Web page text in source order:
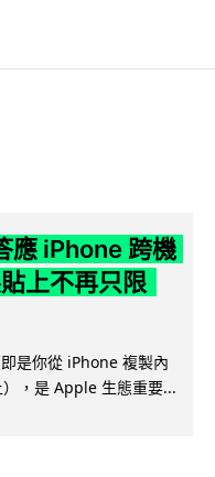
應 iPhone 跨機
上不再只限
是你從 iPhone 複製內
，是 Apple 生態重要...